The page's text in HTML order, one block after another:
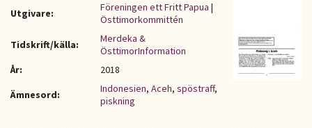
Utgivare:
Föreningen ett Fritt Papua |
Östtimorkommittén
Tidskrift/källa:
Merdeka &
ÖsttimorInformation
År:
2018
Ämnesord:
Indonesien, Aceh, spöstraff,
piskning